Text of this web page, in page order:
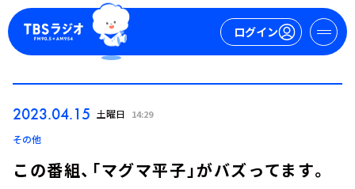
ログイン
2023.04.15 土曜日 14:29
その他
この番組、「マグマ平子」がバズってます。